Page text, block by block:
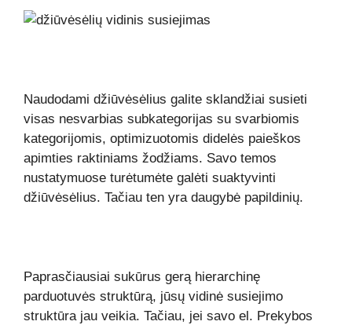
Naudodami džiūvėsėlius galite sklandžiai susieti
visas nesvarbias subkategorijas su svarbiomis
kategorijomis, optimizuotomis didelės paieškos
apimties raktiniams žodžiams. Savo temos
nustatymuose turėtumėte galėti suaktyvinti
džiūvėsėlius. Tačiau ten yra daugybė papildinių.
Paprasčiausiai sukūrus gerą hierarchinę
parduotuvės struktūrą, jūsų vidinė susiejimo
struktūra jau veikia. Tačiau, jei savo el. Prekybos